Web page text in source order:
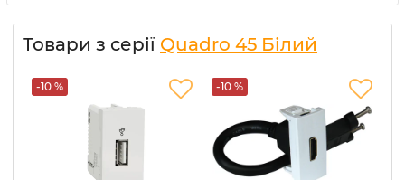
Товари з серії Quadro 45 Білий
-10 % -10 %